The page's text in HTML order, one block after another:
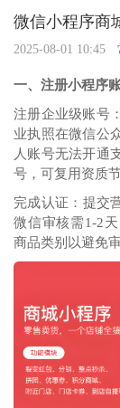
微信小程序商
2025-08-01 10:45
一、注册小程序
注册企业级账号‌
业执照在微信公
人账号无法开通
号，可复用资质
完成认证‌：提交
微信审核需1-2
商品类别以避免